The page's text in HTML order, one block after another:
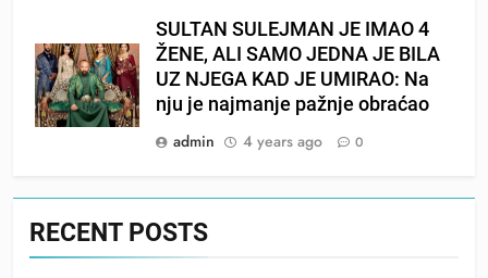
SULTAN SULEJMAN JE IMAO 4
ŽENE, ALI SAMO JEDNA JE BILA
UZ NJEGA KAD JE UMIRAO: Na
nju je najmanje pažnje obraćao
admin
4 years ago 0
RECENT POSTS